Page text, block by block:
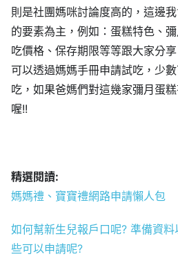
則是社團媽咪討論度高的，這邊
的要素為主，例如：蛋糕特色、
吃價格、保存期限等等跟大家分
可以透過媽媽手冊申請試吃，少
吃，如果爸媽們對這幾家彌月蛋
喔!!
精選閱讀:
媽媽禮、寶寶禮網路申請懶人包
如何幫新生兒報戶口呢? 準備資
些可以申請呢?